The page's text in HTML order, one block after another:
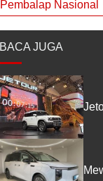
Pembalap Nasional
BACA JUGA